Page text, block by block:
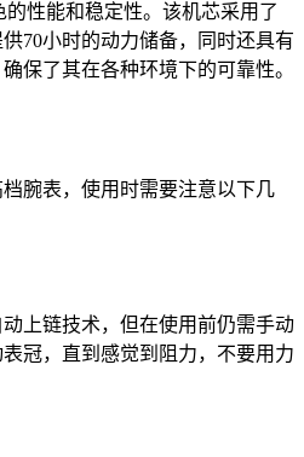
性能和稳定性。该机芯采用了
70小时的动力储备，同时还具有
保了其在各种环境下的可靠性。
腕表，使用时需要注意以下几
上链技术，但在使用前仍需手动
冠，直到感觉到阻力，不要用力